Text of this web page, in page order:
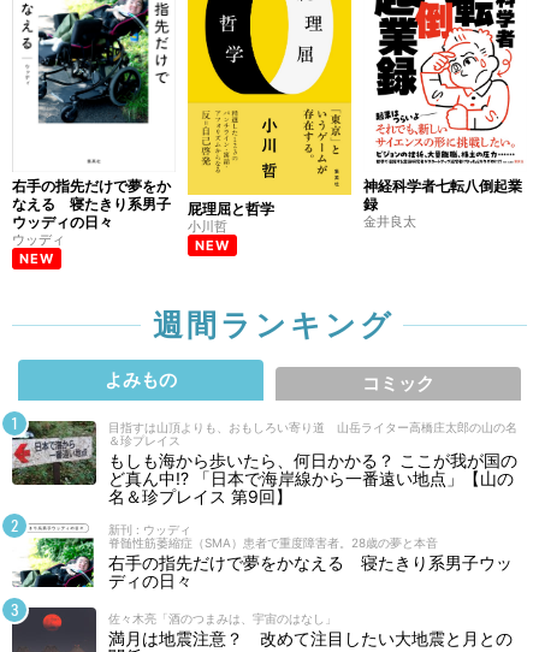
右手の指先だけで夢をか
なえる 寝たきり系男子
ウッディの日々
ウッディ
NEW
屁理屈と哲学
小川哲
NEW
神経科学者七転八倒起業
録
金井良太
週間ランキング
よみもの コミック
目指すは山頂よりも、おもしろい寄り道 山岳ライター高橋庄太郎の山の名
＆珍プレイス
もしも海から歩いたら、何日かかる？ ここが我が国の
ど真ん中!? 「日本で海岸線から一番遠い地点」【山の
名＆珍プレイス 第9回】
新刊 : ウッディ
脊髄性筋萎縮症（SMA）患者で重度障害者。28歳の夢と本音
右手の指先だけで夢をかなえる 寝たきり系男子ウッ
ディの日々
佐々木亮「酒のつまみは、宇宙のはなし」
満月は地震注意？ 改めて注目したい大地震と月との